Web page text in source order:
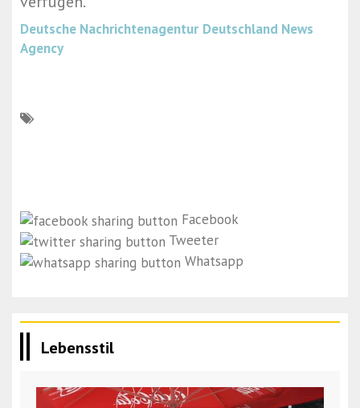
Deutsche Nachrichtenagentur Deutschland News
Agency
Facebook
Tweeter
Whatsapp
Lebensstil